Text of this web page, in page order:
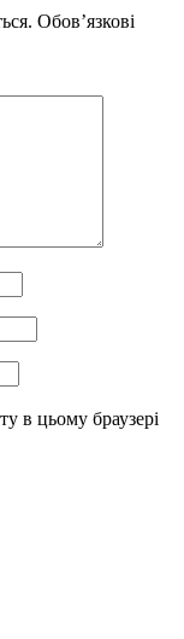
Обов’язкові
в цьому браузері